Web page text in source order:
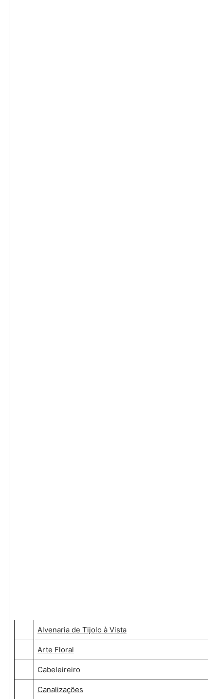
Alvenaria de Tijolo à Vista
Arte Floral
Cabeleireiro
Canalizações